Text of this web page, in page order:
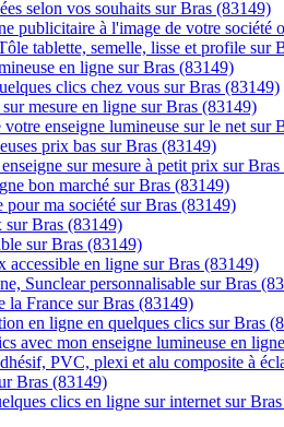
selon vos souhaits sur Bras (83149)
publicitaire à l'image de votre société
tablette, semelle, lisse et profile sur
en ligne sur Bras (83149)
clics chez vous sur Bras (83149)
mesure en ligne sur Bras (83149)
enseigne lumineuse sur le net sur
prix bas sur Bras (83149)
sur mesure à petit prix sur
bon marché sur Bras (83149)
ma société sur Bras (83149)
sur Bras (83149)
sur Bras (83149)
accessible en ligne sur Bras (83149)
Sunclear personnalisable sur Bras
la France sur Bras (83149)
en ligne en quelques clics sur Bras
avec mon enseigne lumineuse en
PVC, plexi et alu composite à
Bras (83149)
clics en ligne sur internet sur